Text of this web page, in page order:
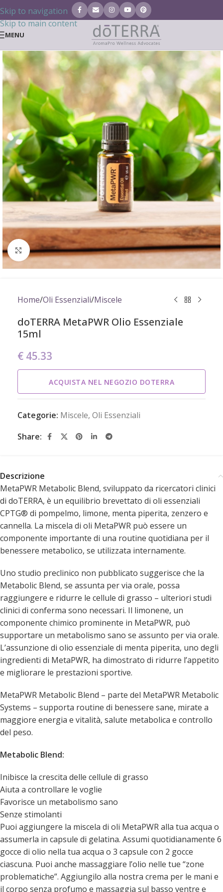
Skip to navigation
Skip to main content
MENU
Click to enlarge
Home/Oli Essenziali/Miscele
doTERRA MetaPWR Olio Essenziale
15ml
€ 45.33
ACQUISTA NEL NEGOZIO DOTERRA
Categorie: Miscele, Oli Essenziali
Share:
Descrizione
MetaPWR Metabolic Blend, sviluppato da ricercatori clinici
di doTERRA, è un equilibrio brevettato di oli essenziali
CPTG® di pompelmo, limone, menta piperita, zenzero e
cannella. La miscela di oli MetaPWR può essere un
componente importante di una routine quotidiana per il
benessere metabolico, se utilizzata internamente.
Uno studio preclinico non pubblicato suggerisce che la
Metabolic Blend, se assunta per via orale, possa
raggiungere e ridurre le cellule di grasso – ulteriori studi
clinici di conferma sono necessari. Il limonene, un
componente chimico prominente in MetaPWR, può
supportare un metabolismo sano se assunto per via orale.
L’assunzione di olio essenziale di menta piperita, uno degli
ingredienti di MetaPWR, ha dimostrato di ridurre l’appetito
e migliorare le prestazioni sportive.
MetaPWR Metabolic Blend – parte del MetaPWR Metabolic
Systems – supporta routine di benessere sane, mirate a
maggiore energia e vitalità, salute metabolica e controllo
del peso.
Metabolic Blend:
Inibisce la crescita delle cellule di grasso
Aiuta a controllare le voglie
Favorisce un metabolismo sano
Senze stimolanti
Puoi aggiungere la miscela di oli MetaPWR alla tua acqua o
assumerla in capsule di gelatina. Assumi quotidianamente 6
gocce di olio nella tua acqua o 3 capsule con 2 gocce
ciascuna. Puoi anche massaggiare l’olio nelle tue “zone
problematiche”. Aggiungilo alla nostra crema per le mani e
il corpo senza profumo e massaggia sul basso ventre e